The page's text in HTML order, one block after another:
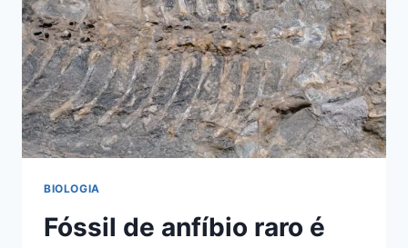
BIOLOGIA
Fóssil de anfíbio raro é